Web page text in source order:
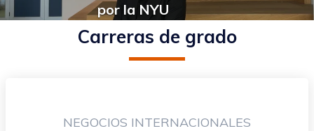
por la NYU
Carreras de grado
NEGOCIOS INTERNACIONALES